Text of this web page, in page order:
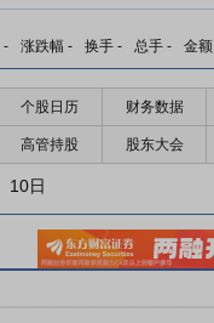
- 涨跌幅 - 换手 - 总手 - 金额
个股日历 财务数据
高管持股 股东大会
10日